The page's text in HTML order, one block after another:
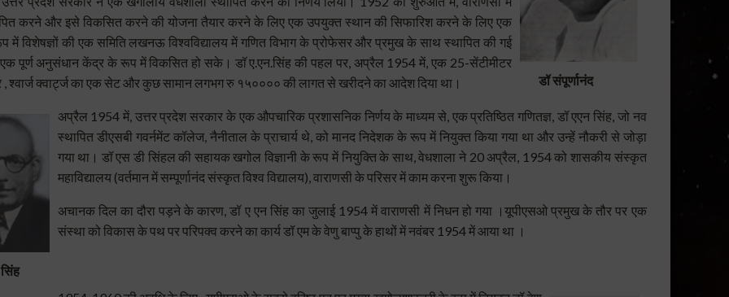
डॉ संपूर्णानंद
करने और इसे विकसित करने की योजना तैयार करने के लिए एक उपयुक्त स्थान की सिफारिश करने के लिए एक
विशेषज्ञों की एक समिति लखनऊ विश्वविद्यालय में गणित विभाग के प्रोफेसर और प्रमुख के साथ स्थापित की गई
एक पूर्ण अनुसंधान केंद्र के रूप में विकसित हो सके। डॉ ए.एन.सिंह की पहल पर, अप्रैल 1954 में, एक 25-सेंटीमीटर
क्वार्ट्ज का एक सेट और कुछ सामान लगभग रु १५०००० की लागत से खरीदने का आदेश दिया था।
अप्रैल 1954 में, उत्तर प्रदेश सरकार के एक औपचारिक प्रशासनिक निर्णय के माध्यम से, एक प्रतिष्ठित गणितज्ञ, डॉ एएन सिंह, जो नव
स्थापित डीएसबीगवर्नमेंट कॉलेज, नैनीताल के प्राचार्य थे, को मानद निदेशक के रूप में नियुक्त किया गया था और उन्हें नौकरी से जोड़ा
गया था । डॉ एस डी सिंहल की सहायक खगोल विज्ञानी के रूप में नियुक्ति के साथ, वेधशाला ने 20 अप्रैल, 1954 को शासकीय संस्कृत
महाविद्यालय (वर्तमान में सम्पूर्णानंद संस्कृत विश्व विद्यालय), वाराणसी के परिसर में काम करना शुरू किया।
अचानक दिल का दौरा पड़ने के कारण, डॉ ए एन सिंह का जुलाई 1954 में वाराणसी में निधन हो गया । यूपीएसओ प्रमुख के तौर पर एक
संस्था को विकास के पथ पर परिपक्व करनेका कार्य डॉ एम के वेणु बाप्पु के हाथों में नवंबर 1954 में आया था ।